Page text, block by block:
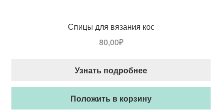
Спицы для вязания кос
80,00₽
Узнать подробнее
Положить в корзину